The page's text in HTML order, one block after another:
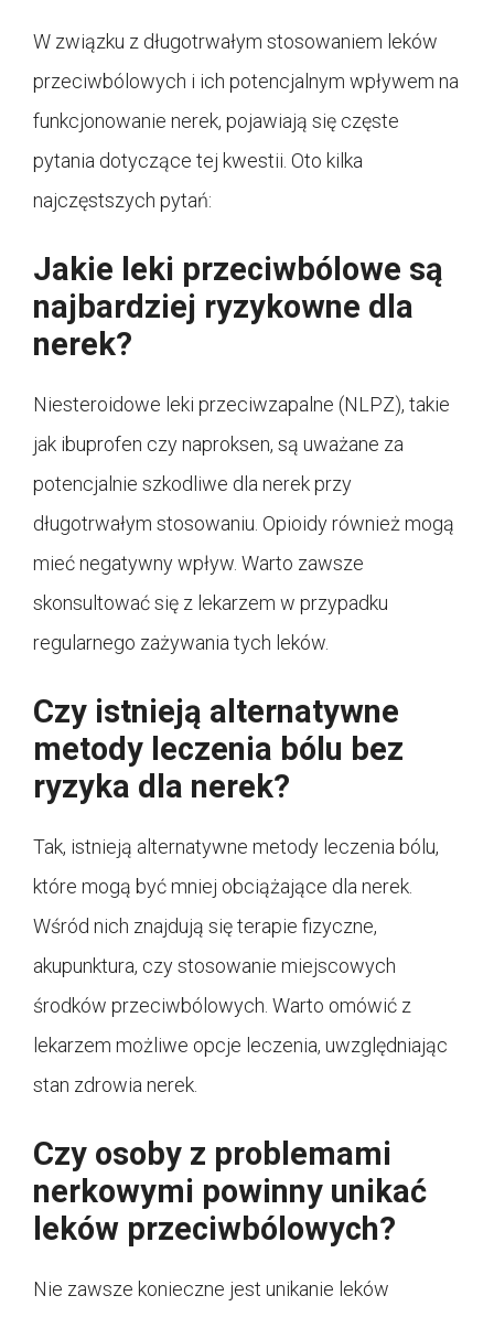
W związku z długotrwałym stosowaniem leków
przeciwbólowych i ich potencjalnym wpływem na
funkcjonowanie nerek, pojawiają się częste
pytania dotyczące tej kwestii. Oto kilka
najczęstszych pytań:
Jakie leki przeciwbólowe są
najbardziej ryzykowne dla
nerek?
Niesteroidowe leki przeciwzapalne (NLPZ), takie
jak ibuprofen czy naproksen, są uważane za
potencjalnie szkodliwe dla nerek przy
długotrwałym stosowaniu. Opioidy również mogą
mieć negatywny wpływ. Warto zawsze
skonsultować się z lekarzem w przypadku
regularnego zażywania tych leków.
Czy istnieją alternatywne
metody leczenia bólu bez
ryzyka dla nerek?
Tak, istnieją alternatywne metody leczenia bólu,
które mogą być mniej obciążające dla nerek.
Wśród nich znajdują się terapie fizyczne,
akupunktura, czy stosowanie miejscowych
środków przeciwbólowych. Warto omówić z
lekarzem możliwe opcje leczenia, uwzględniając
stan zdrowia nerek.
Czy osoby z problemami
nerkowymi powinny unikać
leków przeciwbólowych?
Nie zawsze konieczne jest unikanie leków